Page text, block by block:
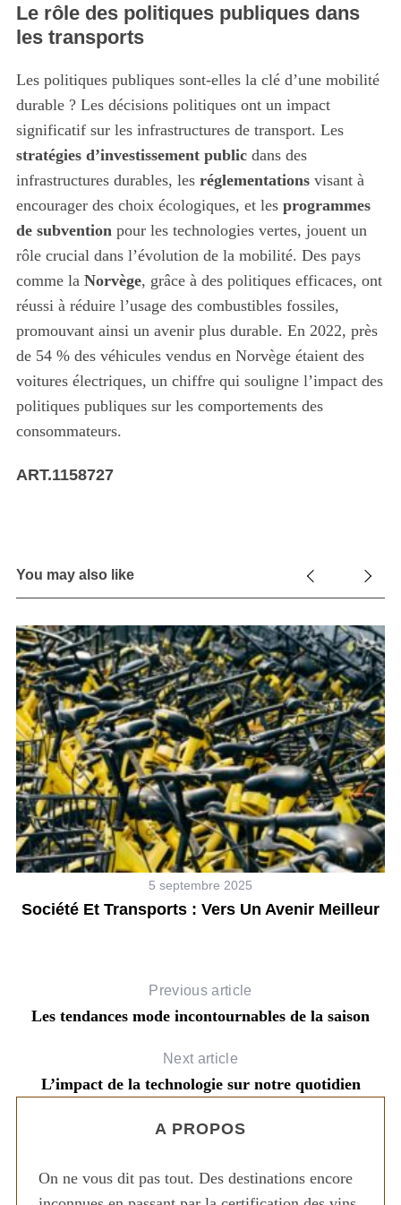
Le rôle des politiques publiques dans
les transports
Les politiques publiques sont-elles la clé d’une mobilité
durable ? Les décisions politiques ont un impact
significatif sur les infrastructures de transport. Les
stratégies d’investissement publicdans des
infrastructures durables, les réglementationsvisant à
encourager des choix écologiques, et les programmes
de subvention pour les technologies vertes, jouent un
rôle crucial dans l’évolution de la mobilité. Des pays
comme la Norvège, grâce à des politiques efficaces, ont
réussi à réduire l’usage des combustibles fossiles,
promouvant ainsi un avenir plus durable. En 2022, près
de 54 % des véhicules vendus en Norvège étaient des
voitures électriques, un chiffre qui souligne l’impact des
politiques publiques sur les comportements des
consommateurs.
ART.1158727
You may also like
5 septembre 2025
Société Et Transports : Vers Un Avenir Meilleur
Previous article
Les tendances mode incontournables de la saison
Next article
L’impact de la technologie sur notre quotidien
A PROPOS
On ne vous dit pas tout. Des destinations encore